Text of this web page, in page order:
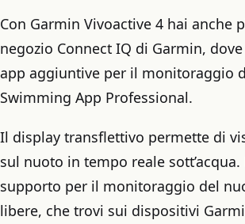
Con Garmin Vivoactive 4 hai anche
negozio Connect IQ di Garmin,
app aggiuntive per il monitoraggio
Swimming App Professional.
Il display transflettivo permette di
sul nuoto in tempo reale sott’acqua.
supporto per il monitoraggio del
libere, che trovi sui dispositivi